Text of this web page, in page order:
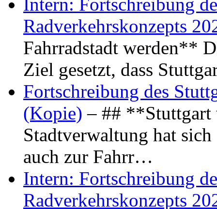
Radverkehrskonzepts
Fahrradstadt werden**
Ziel gesetzt, dass
Fortschreibung des
(Kopie) – ## **Stuttgart
Stadtverwaltung hat
auch zur Fahrr…
Intern: Fortschreibung
Radverkehrskonzepts